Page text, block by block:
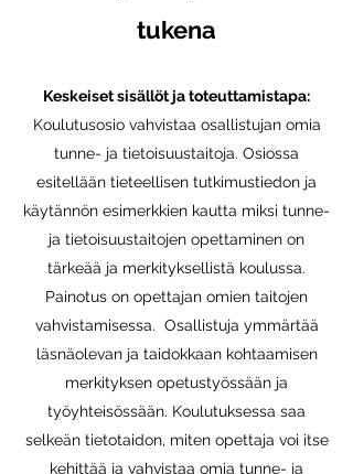
tukena
Keskeiset sisällöt ja toteuttamistapa:
Koulutusosio vahvistaa osallistujan omia
tunne- ja tietoisuustaitoja. Osiossa
esitellään tieteellisen tutkimustiedon ja
käytännön esimerkkien kautta miksi tunne-
ja tietoisuustaitojen opettaminen on
tärkeää ja merkityksellistä koulussa.
Painotus on opettajan omien taitojen
vahvistamisessa. Osallistuja ymmärtää
läsnäolevan ja taidokkaan kohtaamisen
merkityksen opetustyössään ja
työyhteisössään. Koulutuksessa saa
selkeän tietotaidon, miten opettaja voi itse
kehittää ja vahvistaa omia tunne- ja